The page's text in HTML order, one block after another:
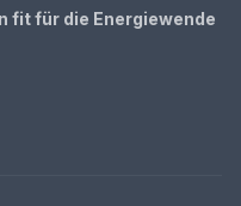
fit für die Energiewende